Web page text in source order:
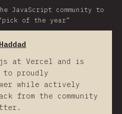
JavaScript community to
of the year”
at Vercel and is
to proudly
while actively
from the community